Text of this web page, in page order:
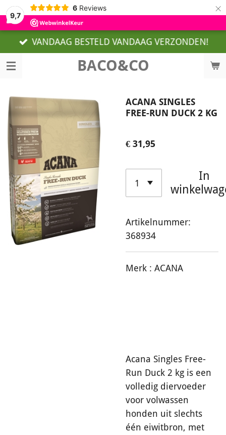
9,7
6 Reviews ×
BACO&CO
VANDAAG BESTELD VANDAAG VERZONDEN!
ACANA SINGLES
FREE-RUN DUCK 2 KG
€ 31,95
In
Artikelnummer:
368934
Merk : ACANA
Acana Singles Free-
Run Duck 2 kg is een
volledig diervoeder
voor volwassen
honden uit slechts
één eiwitbron, met